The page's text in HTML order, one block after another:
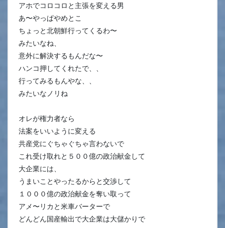
アホでコロコロと主張を変える男
あ〜やっぱやめとこ
ちょっと北朝鮮行ってくるわ〜
みたいなね、
意外に解決するもんだな〜
ハンコ押してくれたで、、
行ってみるもんやな、、
みたいなノリね
オレが権力者なら
法案をいいように変える
共産党にぐちゃぐちゃ言わないで
これ受け取れと５００億の政治献金して
大企業には、
うまいことやったるからと交渉して
１０００億の政治献金を奪い取って
アメ〜リカと米車バーターで
どんどん国産輸出で大企業は大儲かりで